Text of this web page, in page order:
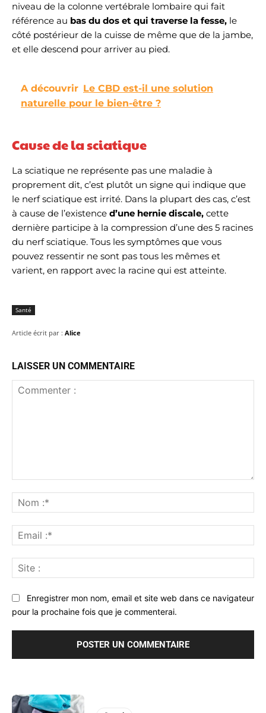
niveau de la colonne vertébrale lombaire qui fait
référence au bas du dos et qui traverse la fesse, le
côté postérieur de la cuisse de même que de la jambe,
et elle descend pour arriver au pied.
A découvrir Le CBD est-il une solution
naturelle pour le bien-être ?
Cause de la sciatique
La sciatique ne représente pas une maladie à
proprement dit, c’est plutôt un signe qui indique que
le nerf sciatique est irrité. Dans la plupart des cas, c’est
à cause de l’existence d’une hernie discale, cette
dernière participe à la compression d’une des 5 racines
du nerf sciatique. Tous les symptômes que vous
pouvez ressentir ne sont pas tous les mêmes et
varient, en rapport avec la racine qui est atteinte.
Santé
Article écrit par : Alice
LAISSER UN COMMENTAIRE
:*
:*
:
Enregistrer mon nom, email et site web dans ce navigateur
pour la prochaine fois que je commenterai.